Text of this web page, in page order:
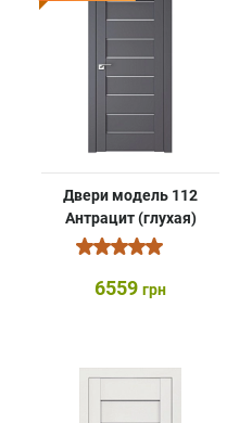
Двери модель 112
Антрацит (глухая)
6559 грн